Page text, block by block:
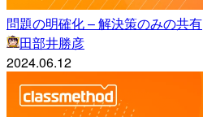
問題の明確化 – 解決策のみの共有
田部井勝彦
2024.06.12